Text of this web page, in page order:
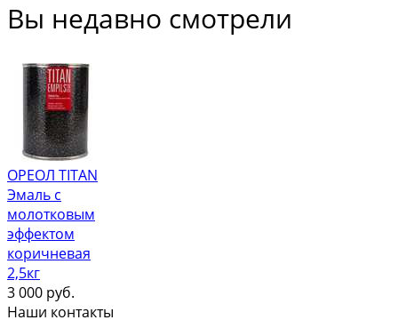
Вы недавно смотрели
ОРЕОЛ TITAN
Эмаль с
молотковым
эффектом
коричневая
2,5кг
3 000 руб.
Наши контакты